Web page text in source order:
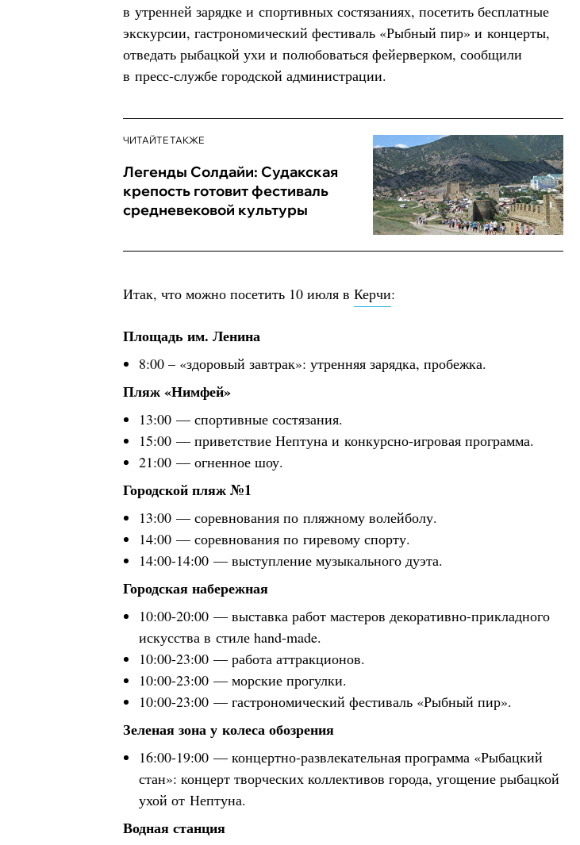
в утренней зарядке и спортивных состязаниях, посетить бесплатные
экскурсии, гастрономический фестиваль «Рыбный пир» и концерты,
отведать рыбацкой ухи и полюбоваться фейерверком, сообщили
в пресс-службе городской администрации.
ЧИТАЙТЕ ТАКЖЕ
Легенды Солдайи: Судакская
крепость готовит фестиваль
средневековой культуры
Итак, что можно посетить 10 июля в Керчи:
Площадь им. Ленина
8:00 – «здоровый завтрак»: утренняя зарядка, пробежка.
Пляж «Нимфей»
13:00 — спортивные состязания.
15:00 — приветствие Нептуна и конкурсно-игровая программа.
21:00 — огненное шоу.
Городской пляж №1
13:00 — соревнования по пляжному волейболу.
14:00 — соревнования по гиревому спорту.
14:00-14:00 — выступление музыкального дуэта.
Городская набережная
10:00-20:00 — выставка работ мастеров декоративно-прикладного
искусства в стиле hand-made.
10:00-23:00 — работа аттракционов.
10:00-23:00 — морские прогулки.
10:00-23:00 — гастрономический фестиваль «Рыбный пир».
Зеленая зона у колеса обозрения
16:00-19:00 — концертно-развлекательная программа «Рыбацкий
стан»: концерт творческих коллективов города, угощение рыбацкой
ухой от Нептуна.
Водная станция